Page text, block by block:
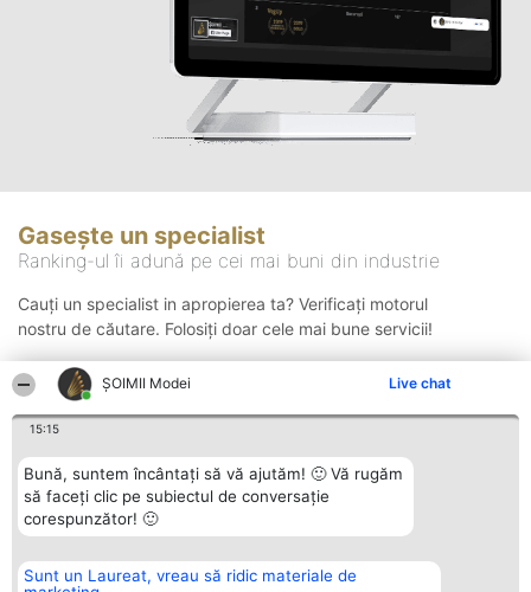
ȘOIMII Modei Live chat
15:15
Bună, suntem încântați să vă ajutăm! 🙂 Vă rugăm
să faceți clic pe subiectul de conversație
corespunzător! 🙂
Sunt un Laureat, vreau să ridic materiale de
Gasește un specialist
Ranking-ul îi adună pe cei mai buni din industrie
Cauți un specialist in apropierea ta? Verificați motorul
nostru de căutare. Folosiți doar cele mai bune servicii!
Organizator Ranking Plebiscyt Contact